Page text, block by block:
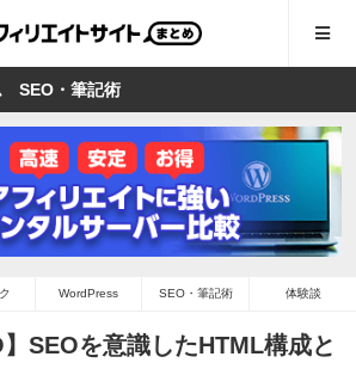
SEO・筆記術
WordPress SEO・筆記術 体験談
】SEOを意識したHTML構成と